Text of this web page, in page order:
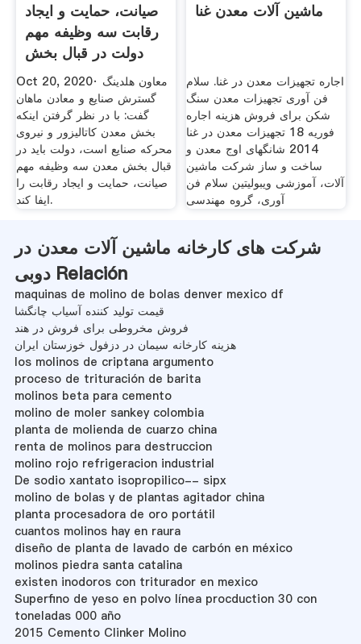
صیانت، حمایت و ایجاد
رقابت سه وظیفه مهم
دولت در قبال بخش
Oct 20, 2020· معاون هلدینگ
گسترش صنایع و معادن ماهان
گفت: با در نظر گرفتن اینکه
بخش معدن کاتالیزور و نیروی
محرکه صنایع است، دولت باید در
قبال بخش معدن سه وظیفه مهم
صیانت، حمایت و ایجاد رقابت را
ایفا کند.
ماشین آلات معدن غنا
اجاره تجهیزات معدن در غنا. سلام
فن آوری تجهیزات معدن سنگ
شکن برای فروش ‫هزینه اجاره
تجهیزات معدن در غنا‬‎ 18 فوریه
2014 شانگهای اوج معدن و
ساخت و ساز شرکت ماشین
آلات، آموزشی ویبولیتین سلام فن
آوری، گروه مهندسی
شرکت های کارخانه ماشین آلات معدن در
دوبی Relación
maquinas de molino de bolas denver mexico df
قیمت تولید کننده آسیاب چانگشا
فروش مخروطی برای فروش در هند
هزینه کارخانه سیمان در دزفول خوزستان ایران
los molinos de criptana argumento
proceso de trituración de barita
molinos beta para cemento
molino de moler sankey colombia
planta de molienda de cuarzo china
renta de molinos para destruccion
molino rojo refrigeracion industrial
De sodio xantato isopropilico-- sipx
molino de bolas y de plantas agitador china
planta procesadora de oro portátil
cuantos molinos hay en raura
diseño de planta de lavado de carbón en méxico
molinos piedra santa catalina
existen inodoros con triturador en mexico
Superfino de yeso en polvo línea procduction 30 con
toneladas 000 año
2015 Cemento Clinker Molino